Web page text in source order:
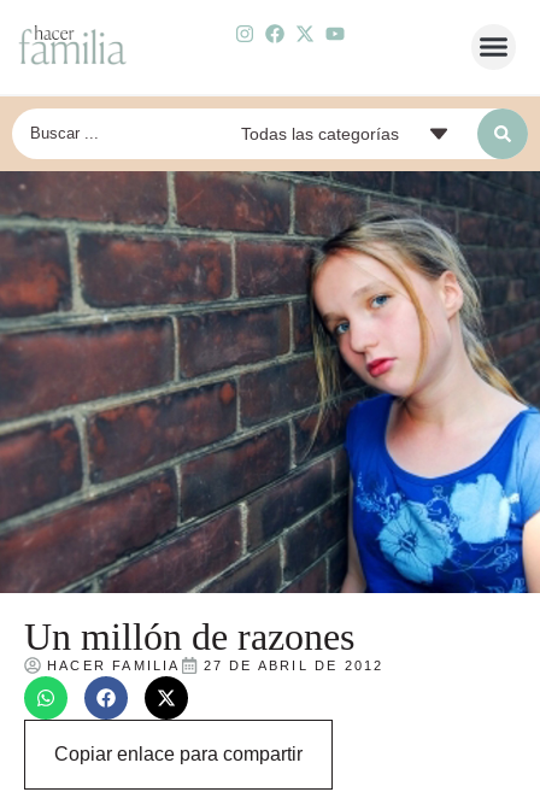
Un millón de razones
HACER FAMILIA 27 DE ABRIL DE 2012
Copiar enlace para compartir